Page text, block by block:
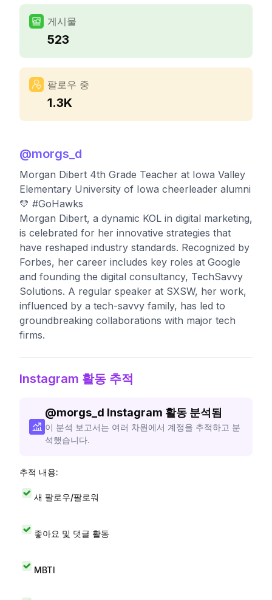
게시물
523
팔로우 중
1.3K
@morgs_d
Morgan Dibert 4th Grade Teacher at Iowa Valley
Elementary University of Iowa cheerleader alumni
💛 #GoHawks
Morgan Dibert, a dynamic KOL in digital marketing,
is celebrated for her innovative strategies that
have reshaped industry standards. Recognized by
Forbes, her career includes key roles at Google
and founding the digital consultancy, TechSavvy
Solutions. A regular speaker at SXSW, her work,
influenced by a tech-savvy family, has led to
groundbreaking collaborations with major tech
firms.
Instagram 활동 추적
@morgs_d Instagram 활동 분석됨
이 분석 보고서는 여러 차원에서 계정을 추적하고 분
석했습니다.
추적 내용:
새 팔로우/팔로워
좋아요 및 댓글 활동
MBTI